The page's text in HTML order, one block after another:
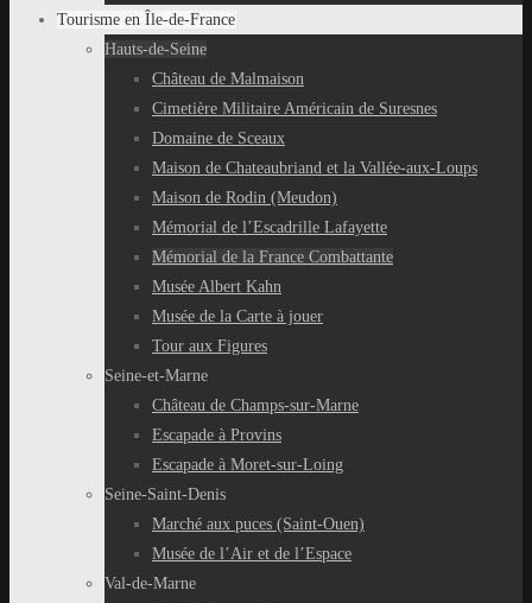
Tourisme en Île-de-France
Hauts-de-Seine
Château de Malmaison
Cimetière Militaire Américain de Suresnes
Domaine de Sceaux
Maison de Chateaubriand et la Vallée-aux-Loups
Maison de Rodin (Meudon)
Mémorial de l’Escadrille Lafayette
Mémorial de la France Combattante
Musée Albert Kahn
Musée de la Carte à jouer
Tour aux Figures
Seine-et-Marne
Château de Champs-sur-Marne
Escapade à Provins
Escapade à Moret-sur-Loing
Seine-Saint-Denis
Marché aux puces (Saint-Ouen)
Musée de l’Air et de l’Espace
Val-de-Marne